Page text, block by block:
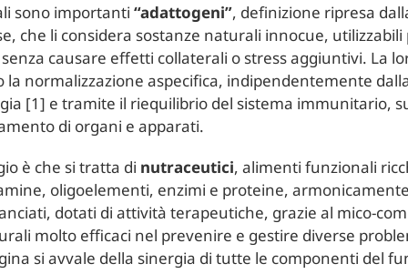
sono importanti “adattogeni”, definizione ripresa
che li considera sostanze naturali innocue,
causare effetti collaterali o stress aggiuntivi. La
la normalizzazione aspecifica, indipendentemente
[1] e tramite il riequilibrio del sistema immunitario,
di organi e apparati.
è che si tratta di nutraceutici, alimenti funzionali
oligoelementi, enzimi e proteine,
dotati di attività terapeutiche, grazie al mico-
molto efficaci nel prevenire e gestire diverse
si avvale della sinergia di tutte le componenti del